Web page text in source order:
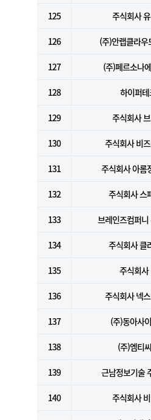
125 주식회사
126 (주)안랩클라우
127 (주)페르소나
128 하이퍼
129 주식회사
130 주식회사 비
131 주식회사 아롬
132 주식회사 스
133 브레인즈컴퍼니
134 주식회사 클
135 주식회사
136 주식회사 넥
137 (주)동아사
138 (주)엠티
139 근남정보기술
140 주식회사